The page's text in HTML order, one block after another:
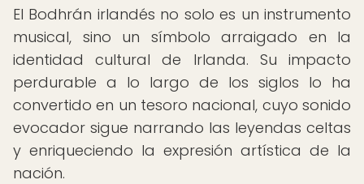
El Bodhrán irlandés no solo es un instrumento
musical, sino un símbolo arraigado en la
identidad cultural de Irlanda. Su impacto
perdurable a lo largo de los siglos lo ha
convertido en un tesoro nacional, cuyo sonido
evocador sigue narrando las leyendas celtas
y enriqueciendo la expresión artística de la
nación.